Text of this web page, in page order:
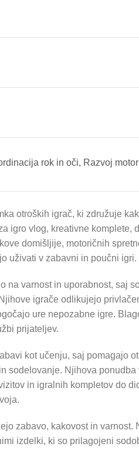
rok in oči, Razvoj
otroških igrač, ki združuje
igro vlog, kreativne komplete,
domišljije, motoričnih
uživati v zabavni in poučni igri.
na varnost in uporabnost, saj
igrače odlikujejo
ure nepozabne igre.
prijateljev.
kot učenju, saj pomagajo
sodelovanje. Njihova
in igralnih kompletov do
zabavo, kakovost in
izdelki, ki so prilagojeni